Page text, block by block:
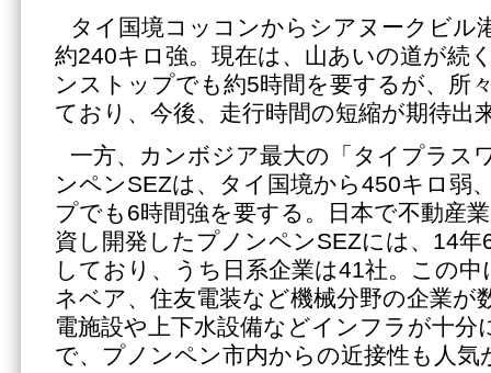
タイ国境コッコンからシアヌークビル
約240キロ強。現在は、山あいの道が続
ンストップでも約5時間を要するが、所
ており、今後、走行時間の短縮が期待出
一方、カンボジア最大の「タイプラス
ンペンSEZは、タイ国境から450キロ弱
プでも6時間強を要する。日本で不動産
資し開発したプノンペンSEZには、14年
しており、うち日系企業は41社。この
ネベア、住友電装など機械分野の企業が
電施設や上下水設備などインフラが十分
で、プノンペン市内からの近接性も人気